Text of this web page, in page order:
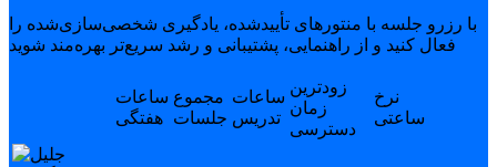
با رزرو جلسه با منتورهای تأییدشده، یادگیری شخصی‌سازی‌شده را
فعال کنید و از راهنمایی، پشتیبانی و رشد سریع‌تر بهره‌مند شوید
ساعات
هفتگی
مجموع
جلسات
ساعات
تدریس
زودترین
زمان
دسترسی
نرخ
ساعتی